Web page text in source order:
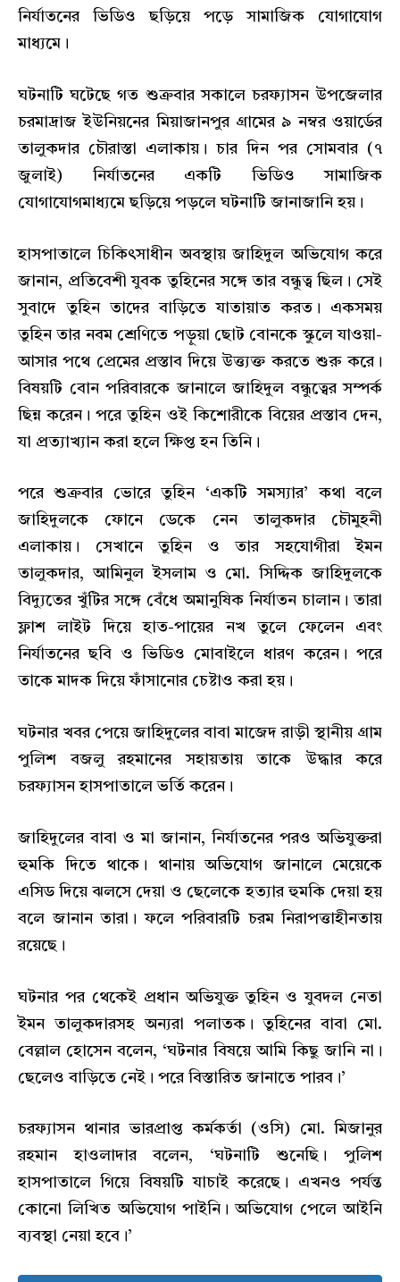
নির্যাতনের ভিডিও ছড়িয়ে পড়ে সামাজিক যোগাযোগ
মাধ্যমে।
ঘটনাটি ঘটেছে গত শুক্রবার সকালে চরফ্যাসন উপজেলার
চরমাদ্রাজ ইউনিয়নের মিয়াজানপুর গ্রামের ৯ নম্বর ওয়ার্ডের
তালুকদার চৌরাস্তা এলাকায়। চার দিন পর সোমবার (৭
জুলাই) নির্যাতনের একটি ভিডিও সামাজিক
যোগাযোগমাধ্যমে ছড়িয়ে পড়লে ঘটনাটি জানাজানি হয়।
হাসপাতালে চিকিৎসাধীন অবস্থায় জাহিদুল অভিযোগ করে
জানান, প্রতিবেশী যুবক তুহিনের সঙ্গে তার বন্ধুত্ব ছিল। সেই
সুবাদে তুহিন তাদের বাড়িতে যাতায়াত করত। একসময়
তুহিন তার নবম শ্রেণিতে পড়ুয়া ছোট বোনকে স্কুলে যাওয়া-
আসার পথে প্রেমের প্রস্তাব দিয়ে উত্ত্যক্ত করতে শুরু করে।
বিষয়টি বোন পরিবারকে জানালে জাহিদুল বন্ধুত্বের সম্পর্ক
ছিন্ন করেন। পরে তুহিন ওই কিশোরীকে বিয়ের প্রস্তাব দেন,
যা প্রত্যাখ্যান করা হলে ক্ষিপ্ত হন তিনি।
পরে শুক্রবার ভোরে তুহিন ‘একটি সমস্যার’ কথা বলে
জাহিদুলকে ফোনে ডেকে নেন তালুকদার চৌমুহনী
এলাকায়। সেখানে তুহিন ও তার সহযোগীরা ইমন
তালুকদার, আমিনুল ইসলাম ও মো. সিদ্দিক জাহিদুলকে
বিদ্যুতের খুঁটির সঙ্গে বেঁধে অমানুষিক নির্যাতন চালান। তারা
ফ্লাশ লাইট দিয়ে হাত-পায়ের নখ তুলে ফেলেন এবং
নির্যাতনের ছবি ও ভিডিও মোবাইলে ধারণ করেন। পরে
তাকে মাদক দিয়ে ফাঁসানোর চেষ্টাও করা হয়।
ঘটনার খবর পেয়ে জাহিদুলের বাবা মাজেদ রাড়ী স্থানীয় গ্রাম
পুলিশ বজলু রহমানের সহায়তায় তাকে উদ্ধার করে
চরফ্যাসন হাসপাতালে ভর্তি করেন।
জাহিদুলের বাবা ও মা জানান, নির্যাতনের পরও অভিযুক্তরা
হুমকি দিতে থাকে। থানায় অভিযোগ জানালে মেয়েকে
এসিড দিয়ে ঝলসে দেয়া ও ছেলেকে হত্যার হুমকি দেয়া হয়
বলে জানান তারা। ফলে পরিবারটি চরম নিরাপত্তাহীনতায়
রয়েছে।
ঘটনার পর থেকেই প্রধান অভিযুক্ত তুহিন ও যুবদল নেতা
ইমন তালুকদারসহ অন্যরা পলাতক। তুহিনের বাবা মো.
বেল্লাল হোসেন বলেন, ‘ঘটনার বিষয়ে আমি কিছু জানি না।
ছেলেও বাড়িতে নেই। পরে বিস্তারিত জানাতে পারব।’
চরফ্যাসন থানার ভারপ্রাপ্ত কর্মকর্তা (ওসি) মো. মিজানুর
রহমান হাওলাদার বলেন, ‘ঘটনাটি শুনেছি। পুলিশ
হাসপাতালে গিয়ে বিষয়টি যাচাই করেছে। এখনও পর্যন্ত
কোনো লিখিত অভিযোগ পাইনি। অভিযোগ পেলে আইনি
ব্যবস্থা নেয়া হবে।’